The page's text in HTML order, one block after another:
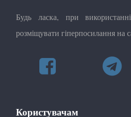
Будь ласка, при
розміщувати гіперпосилання на
Користувачам